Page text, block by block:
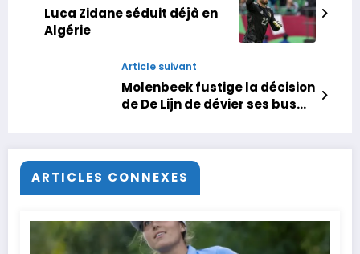
Luca Zidane séduit déjà en
Algérie
Article suivant
Molenbeek fustige la décision
de De Lijn de dévier ses bus
problème après le premier
match »
ARTICLES CONNEXES